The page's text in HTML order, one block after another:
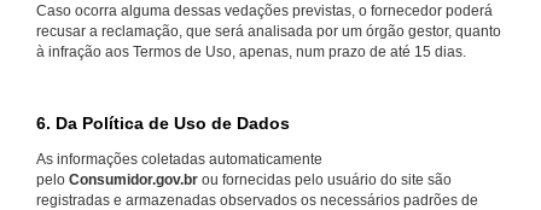
Caso ocorra alguma dessas vedações previstas, o fornecedor poderá
recusar a reclamação, que será analisada por um órgão gestor, quanto
à infração aos Termos de Uso, apenas, num prazo de até 15 dias.
6. Da Política de Uso de Dados
As informações coletadas automaticamente
pelo Consumidor.gov.br ou fornecidas pelo usuário do site são
registradas e armazenadas observados os necessários padrões de